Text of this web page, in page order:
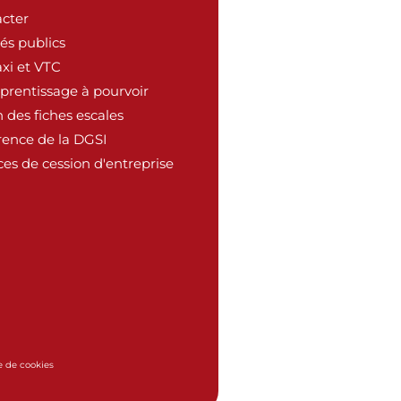
publics
et VTC
à pourvoir
fiches escales
de la DGSI
de cession d'entreprise
de cookies